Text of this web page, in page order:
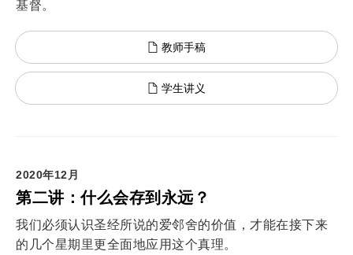
基督。
教师手稿
学生讲义
2020年12月
第二讲：什么会存到永远？
我们必须认识圣经所说的爱邻舍的价值，才能在接下来
的几个星期里更全面地应用这个真理。